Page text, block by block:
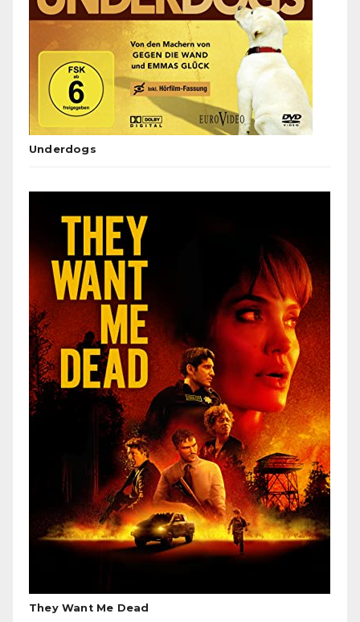
Underdogs
They Want Me Dead